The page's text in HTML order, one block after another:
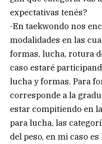
expectativas tenés?
-En taekwondo nos
modalidades en las
formas, lucha, rotura
caso estaré
lucha y formas. Para
corresponde a la
estar compitiendo en
para lucha, las
del peso, en mi caso